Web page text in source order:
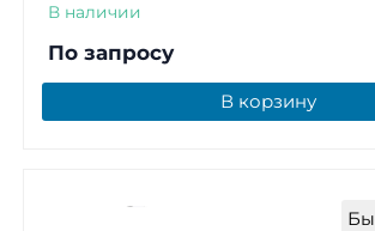
В наличии
По запросу
В корзину